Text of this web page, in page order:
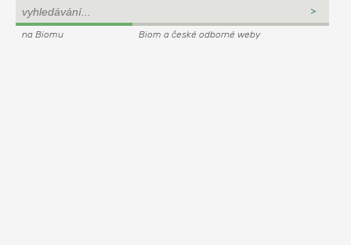
na Biomu Biom a české odborné weby